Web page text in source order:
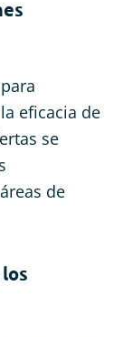
eficacia de
se
de